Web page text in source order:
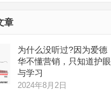
章
为什么没听过?因为爱德
华不懂营销，只知道护眼
与学习
2024年8月2日